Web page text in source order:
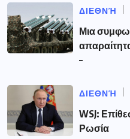
ΔΙΕΘΝΉ
Μια
–
ΔΙΕΘΝΉ
WSJ:
Ρωσία